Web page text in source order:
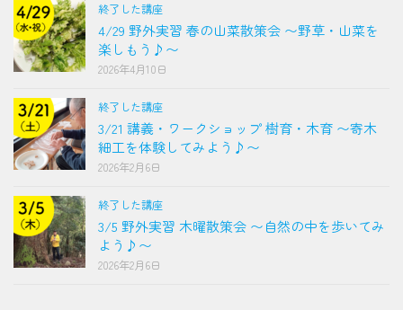
終了した講座
4/29 野外実習 春の山菜散策会 〜野草・山菜を
楽しもう♪〜
2026年4月10日
終了した講座
3/21 講義・ワークショップ 樹育・木育 〜寄木
細工を体験してみよう♪〜
2026年2月6日
終了した講座
3/5 野外実習 木曜散策会 〜自然の中を歩いてみ
よう♪〜
2026年2月6日